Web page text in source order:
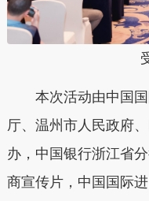
本次活动由中国国
厅、温州市人民政府
办，中国银行浙江省
商宣传片，中国国际